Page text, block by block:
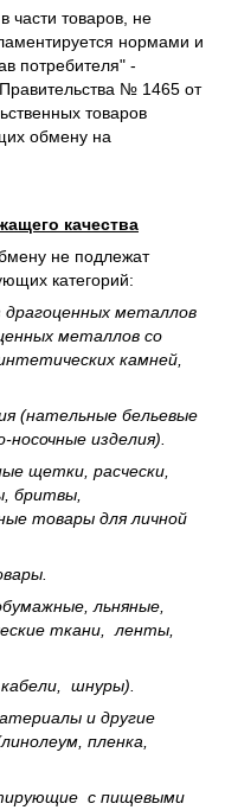
части товаров, не
нормами и
потребителя" -
№ 1465 от
товаров
обмену на
качества
не подлежат
категорий:
металлов
металлов со
камней,
(нательные бельевые
носочные изделия).
щетки, расчески,
бритвы,
товары для личной
льняные,
ткани, ленты,
шнуры).
и другие
пленка,
с пищевыми